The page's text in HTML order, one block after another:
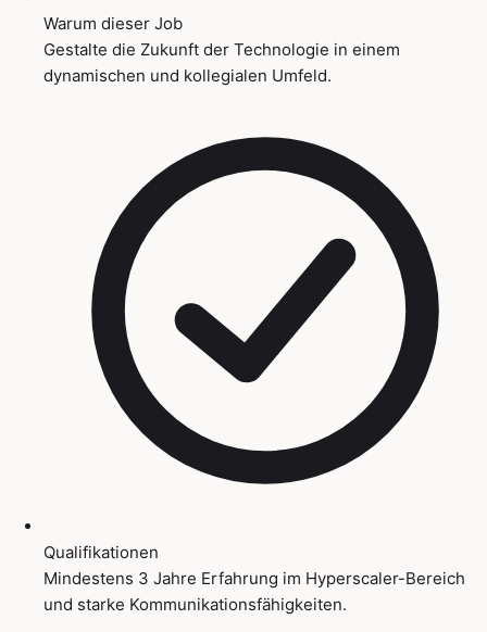
Warum dieser Job
Gestalte die Zukunft der Technologie in einem
dynamischen und kollegialen Umfeld.
Qualifikationen
Mindestens 3 Jahre Erfahrung im Hyperscaler-Bereich
und starke Kommunikationsfähigkeiten.